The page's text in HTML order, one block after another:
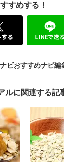
すめする！
ビおすすめナビ編
ルに関連する記